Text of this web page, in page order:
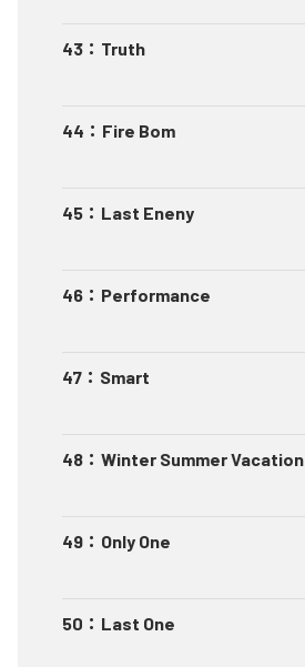
43 ： Truth
44 ： Fire Bom
45 ： Last Eneny
46 ： Performance
47 ： Smart
48 ： Winter Summer Vacation
49 ： Only One
50 ： Last One